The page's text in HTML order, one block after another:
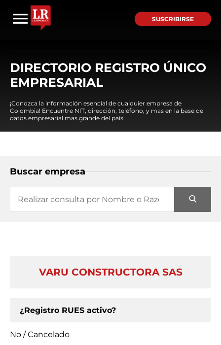
SUSCRIBIRSE
DIRECTORIO REGISTRO ÚNICO
EMPRESARIAL
¡Conozca la información esencial de cualquier empresa de
Colombia! Encuentre NIT, dirección, teléfono, y mas en la base de
datos empresarial mas grande del país.
Buscar empresa
VARU CONSTRUCTORA SAS
¿Registro RUES activo?
No / Cancelado